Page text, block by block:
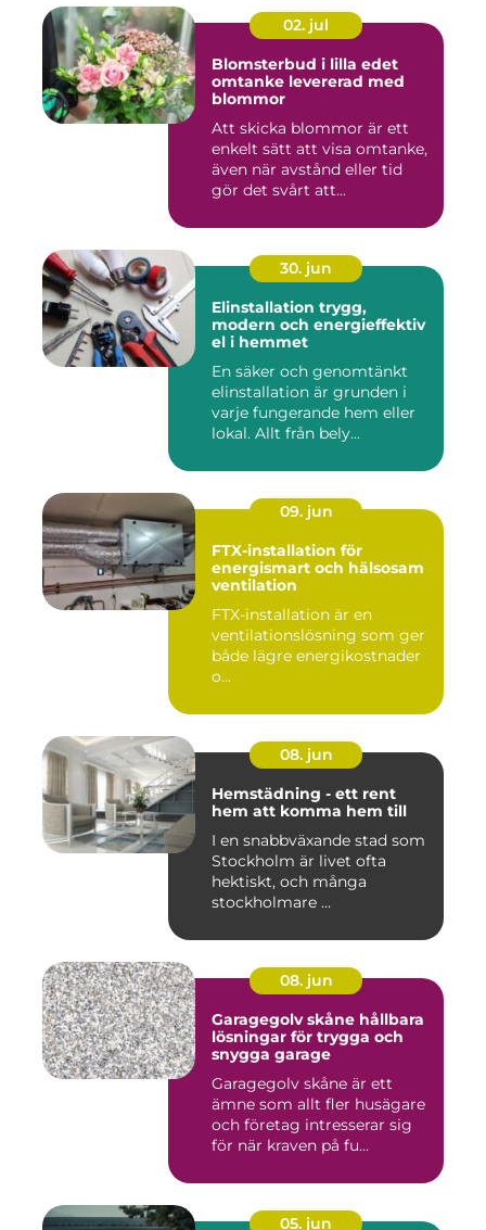
02. jul
Blomsterbud i lilla edet
omtanke levererad med
blommor
Att skicka blommor är ett
enkelt sätt att visa omtanke,
även när avstånd eller tid
gör det svårt att...
30. jun
Elinstallation trygg,
modern och energieffektiv
el i hemmet
En säker och genomtänkt
elinstallation är grunden i
varje fungerande hem eller
lokal. Allt från bely...
09. jun
FTX-installation för
energismart och hälsosam
ventilation
FTX-installation är en
ventilationslösning som ger
både lägre energikostnader
o...
08. jun
Hemstädning - ett rent
hem att komma hem till
I en snabbväxande stad som
Stockholm är livet ofta
hektiskt, och många
stockholmare ...
08. jun
Garagegolv skåne hållbara
lösningar för trygga och
snygga garage
Garagegolv skåne är ett
ämne som allt fler husägare
och företag intresserar sig
för när kraven på fu...
05. jun